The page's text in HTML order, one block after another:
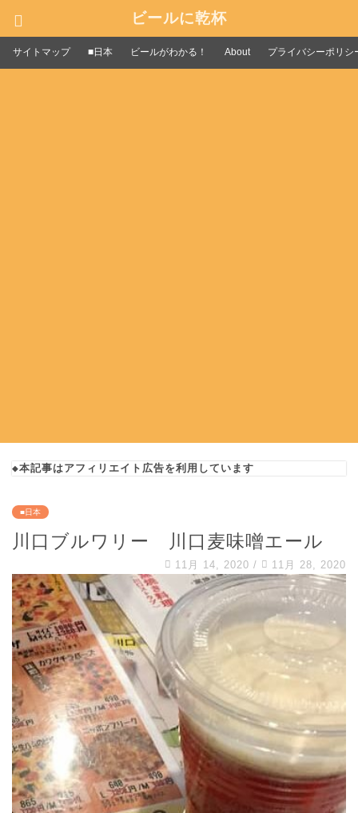
ビールに乾杯
サイトマップ ■日本 ビールがわかる！ About プライバシーポリシ
◆本記事はアフィリエイト広告を利用しています
■日本
川口ブルワリー 川口麦味噌エール
11月 14, 2020 / 11月 28, 2020